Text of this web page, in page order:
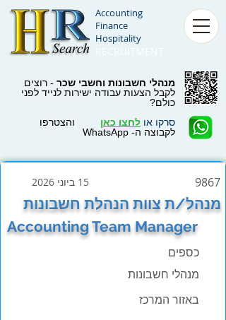
מנהלי חשבונות וחשבי שכר - רוצים
לקבל הצעות עבודה ישירות לנייד לפני
כולם?
סרקו או לחצו כאן והצטרפו
לקבוצה ה- WhatsApp
15 ביוני 2026
Accounting Team Manager
באזור המרכז
9867
מנהל/ת צוות הנהלת חשבונות
מנהלי חשבונות
כספים
Accounting
Finance
Hospitality